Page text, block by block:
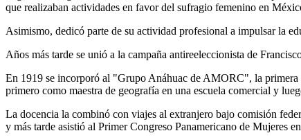
que realizaban actividades en favor del sufragio femenino en
Asimismo, dedicó parte de su actividad profesional a impulsar la
Años más tarde se unió a la campaña antireeleccionista de
En 1919 se incorporó al "Grupo Anáhuac de AMORC", la
primero como maestra de geografía en una escuela comercial y
La docencia la combinó con viajes al extranjero bajo comisión
y más tarde asistió al Primer Congreso Panamericano de Mujeres